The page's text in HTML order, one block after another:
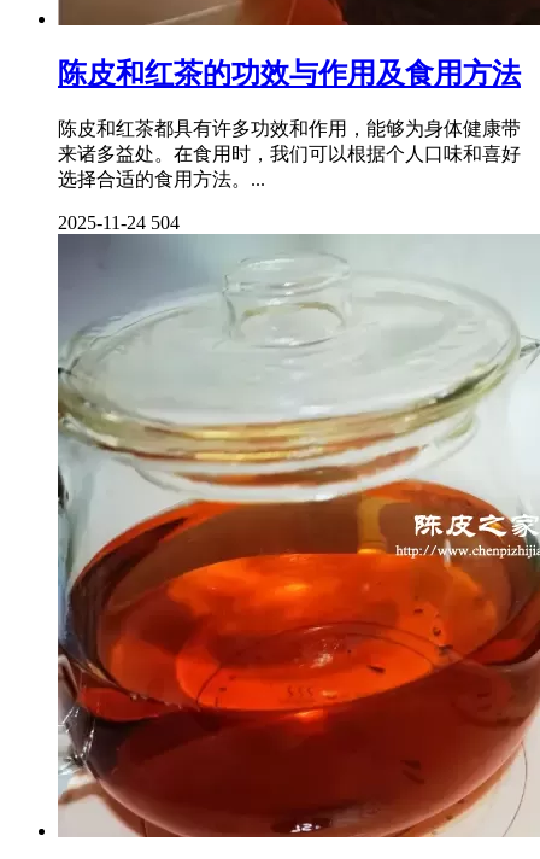
陈皮和红茶的功效与作用及食用方法
陈皮和红茶都具有许多功效和作用，能够为身体健康带
来诸多益处。在食用时，我们可以根据个人口味和喜好
选择合适的食用方法。...
2025-11-24 504